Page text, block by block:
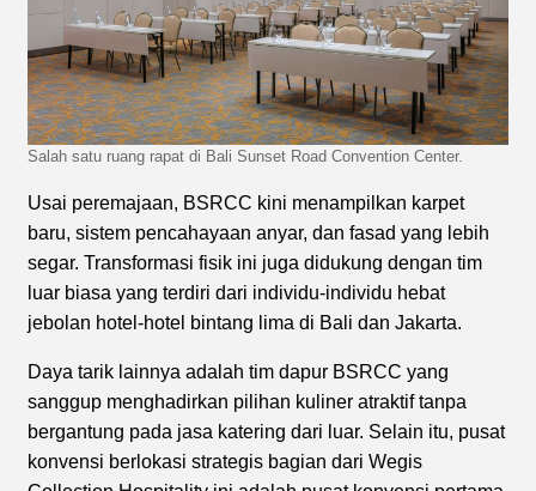
Salah satu ruang rapat di Bali Sunset Road Convention Center.
Usai peremajaan, BSRCC kini menampilkan karpet
baru, sistem pencahayaan anyar, dan fasad yang lebih
segar. Transformasi fisik ini juga didukung dengan tim
luar biasa yang terdiri dari individu-individu hebat
jebolan hotel-hotel bintang lima di Bali dan Jakarta.
Daya tarik lainnya adalah tim dapur BSRCC yang
sanggup menghadirkan pilihan kuliner atraktif tanpa
bergantung pada jasa katering dari luar. Selain itu, pusat
konvensi berlokasi strategis bagian dari Wegis